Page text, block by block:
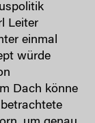
Leiter
einmal
würde
Dach könne